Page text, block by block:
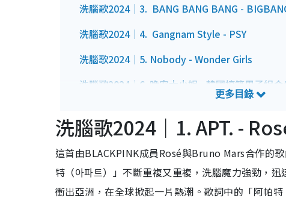
洗腦歌2024｜3. BANG BANG BANG -
洗腦歌2024｜4. Gangnam Style - PSY
洗腦歌2024｜5. Nobody - Wonder Girls
洗腦歌2024｜6. 晚安大小姐 - 韓國搞笑男子組合
洗腦歌2024｜8. 小蘋果 - 筷子兄弟
洗腦歌2024｜9. YUU - 林子祥
洗腦歌2024｜10. Miracle Shopping - Don Don
洗腦歌2024｜1. APT. -
這首由BLACKPINK成員Rosé與Bruno Mars合作的
特（아파트）」不斷重複又重複，洗腦魔力強勁，
衝出亞洲，在全球掀起一片熱潮。歌詞中的「阿帕